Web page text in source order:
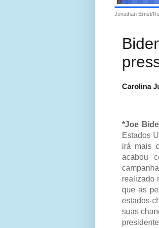
Jonathan Ernst/
Carolina
*Joe
Estados
irá mais
acabou
realizado
que as
estados-
suas